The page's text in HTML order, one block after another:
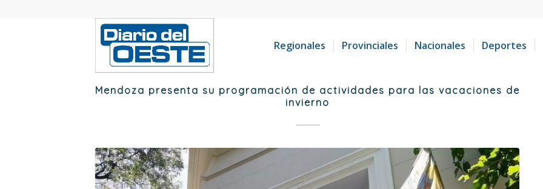
Regionales Provinciales Nacionales Deportes
Mendoza presenta su programación de actividades para las vacaciones de
invierno